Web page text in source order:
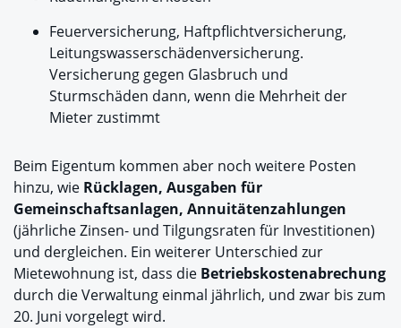
Feuerversicherung, Haftpflichtversicherung,
Leitungswasserschädenversicherung.
Versicherung gegen Glasbruch und
Sturmschäden dann, wenn die Mehrheit der
Mieter zustimmt
Beim Eigentum kommen aber noch weitere Posten
hinzu, wie Rücklagen, Ausgaben für
Gemeinschaftsanlagen, Annuitätenzahlungen
(jährliche Zinsen- und Tilgungsraten für Investitionen)
und dergleichen. Ein weiterer Unterschied zur
Mietewohnung ist, dass die Betriebskostenabrechung
durch die Verwaltung einmal jährlich, und zwar bis zum
20. Juni vorgelegt wird.